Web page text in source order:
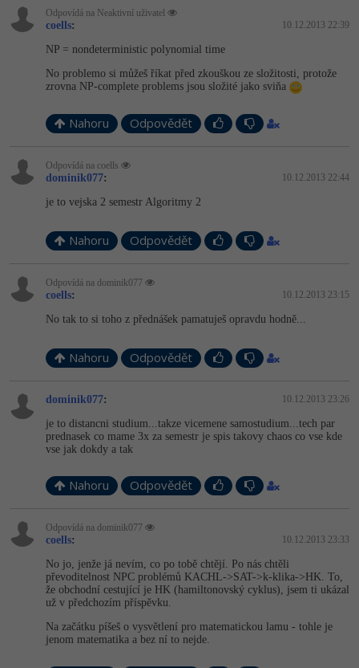
Odpovídá na Neaktivní uživatel
coells: 10.12.2013 22:39
NP = nondeterministic polynomial time
No problemo si můžeš říkat před zkouškou ze složitosti, protože
zrovna NP-complete problems jsou složité jako sviňa
Nahoru Odpovědět
Odpovídá na coells
dominik077: 10.12.2013 22:44
je to vejska 2 semestr Algoritmy 2
Nahoru Odpovědět
Odpovídá na dominik077
coells: 10.12.2013 23:15
No tak to si toho z přednášek pamatuješ opravdu hodně...
Nahoru Odpovědět
dominik077: 10.12.2013 23:26
je to distancni studium...takze vicemene samostudium...tech par
prednasek co mame 3x za semestr je spis takovy chaos co vse kde
vse jak dokdy a tak
Nahoru Odpovědět
Odpovídá na dominik077
coells: 10.12.2013 23:33
No jo, jenže já nevím, co po tobě chtějí. Po nás chtěli
převoditelnost NPC problémů KACHL->SAT->k-klika->HK. To,
že obchodní cestující je HK (hamiltonovský cyklus), jsem ti ukázal
už v předchozím příspěvku.
Na začátku píšeš o vysvětlení pro matematickou lamu - tohle je
jenom matematika a bez ní to nejde.